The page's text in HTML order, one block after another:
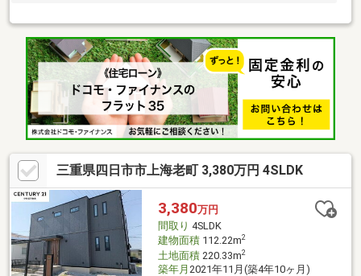
三重県四日市市上海老町 3,380万円 4SLDK
3,380万円
間取り 4SLDK
建物面積112.22m2
土地面積220.33m2
築年月 2021年11月(築4年10ヶ月)